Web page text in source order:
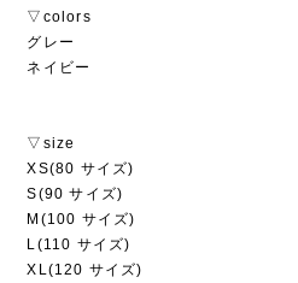
▽colors
グレー
ネイビー
▽size
XS(80 サイズ)
S(90 サイズ)
M(100 サイズ)
L(110 サイズ)
XL(120 サイズ)